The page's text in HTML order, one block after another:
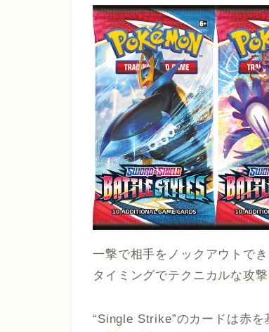
一撃で相手をノックアウトで
タイミングでテクニカルな攻
“Single Strike”のカードは赤